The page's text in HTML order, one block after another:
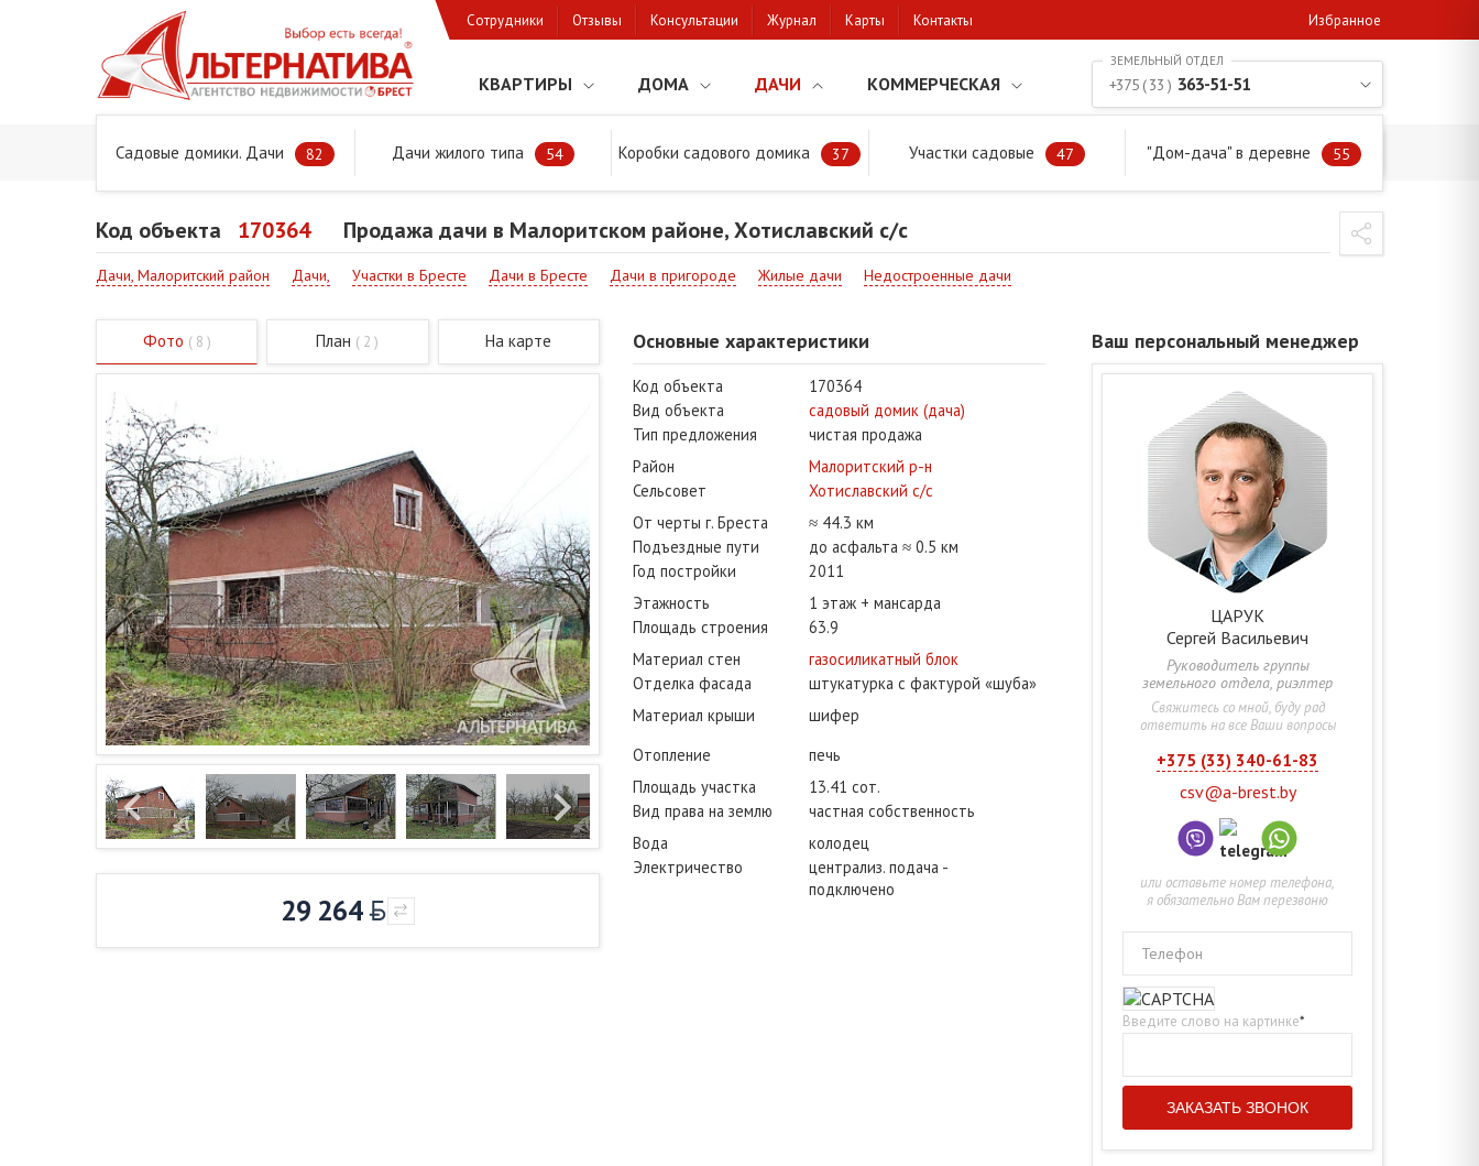
Сотрудники Отзывы Консультации Журнал Карты Контакты Избранное
КВАРТИРЫ ДОМА ДАЧИ КОММЕРЧЕСКАЯ
Садовые домики. Дачи 82 Дачи жилого типа 54 Коробки садового домика 37 Участки садовые 47 "Дом-дача" в деревне 55
+375 ( 33 ) 363-51-51
Главная Предложения Дачи, садовые домики и участки Продажа дачи в Малоритском районе, Хотиславский с/с
Код объекта 170364 Продажа дачи в Малоритском районе, Хотиславский с/с
Дачи, Малоритский район Дачи, Участки в Бресте Дачи в Бресте Дачи в пригороде Жилые дачи Недостроенные дачи
Фото ( 8 ) План ( 2 ) На карте
29 264
Основные характеристики
Код объекта
170364
Вид объекта
садовый домик (дача)
Тип предложения
чистая продажа
Район
Малоритский р-н
Сельсовет
Хотиславский с/с
От черты г. Бреста
≈ 44.3 км
Подъездные пути
до асфальта ≈ 0.5 км
Год постройки
2011
Этажность
1 этаж + мансарда
Площадь строения
63.9
Материал стен
газосиликатный блок
Отделка фасада
штукатурка с фактурой «шуба»
Материал крыши
шифер
Отопление
печь
Площадь участка
13.41 сот.
Вид права на землю
частная собственность
Вода
колодец
Электричество
централиз. подача -
подключено
Ваш персональный менеджер
ЦАРУК
Сергей Васильевич
Руководитель группы
земельного отдела, риэлтер
Свяжитесь со мной, буду рад
ответить на все Ваши вопросы
+375 (33) 340-61-83
csv@a-brest.by
или оставьте номер телефона,
я обязательно Вам перезвоню
Телефон
Введите слово на картинке*